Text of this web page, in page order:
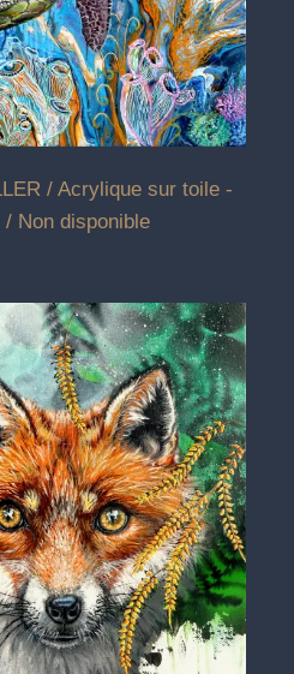
/ Acrylique sur toile -
Non disponible